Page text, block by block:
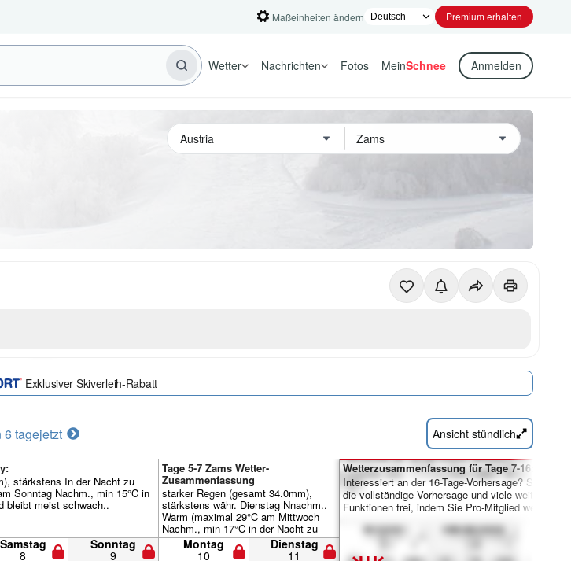
Maßeinheiten ändern Premium erhalten
Wetter Nachrichten Fotos MeinSchnee Anmelden
Exklusiver Skiverleih-Rabatt
6 tagejetzt Ansicht stündlich
stärkstens In der Nacht zu
Sonntag Nachm., min 15°C in
bleibt meist schwach..
Tage 5-7 Zams Wetter-
Zusammenfassung
starker Regen (gesamt 34.0mm),
stärkstens währ. Dienstag Nnachm..
Warm (maximal 29°C am Mittwoch
Nachm., min 17°C in der Nacht zu
Sonntag). Der Wind bleibt meist
schwach..
Samstag
8
Sonntag
9
Montag
10
Dienstag
11
Wetterzusammenfassung für Tage 7-16:
Interessiert an der 16-Tage-Vorhersage? Schalten
die vollständige Vorhersage und viele weitere
Funktionen frei, indem Sie Pro-Mitglied werden.